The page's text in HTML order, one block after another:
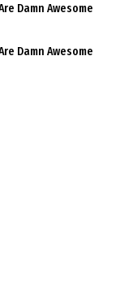
Damn Awesome
Damn Awesome